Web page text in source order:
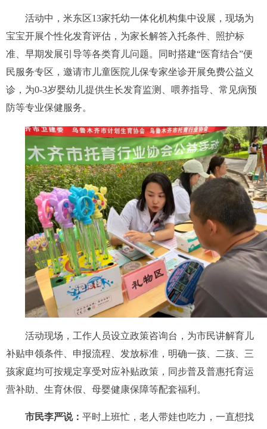
活动中，米东区13家托幼一体化机构集中设展，现场为
宝宝开展个性化发育评估，为家长解答入托条件、照护标
准、早期发展引导等各类育儿问题。同时搭建“医育结合”便
民服务专区，邀请市儿童医院儿保专家坐诊开展免费公益义
诊，为0-3岁婴幼儿提供生长发育监测、喂养指导、常见病预
防等专业保健服务。
活动现场，工作人员设立政策咨询台，为市民讲解育儿
补贴申领条件、申报流程、发放标准，明确一孩、二孩、三
孩家庭均可按规定享受对应补贴政策，同步普及普惠托育运
营补助、生育休假、母婴健康保障等配套福利。
市民李严说： 平时上班忙，老人带娃也吃力，一直想找